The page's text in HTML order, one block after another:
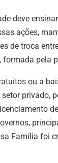
deve
ações,
de troca
pela
ou a
privado,
Família foi